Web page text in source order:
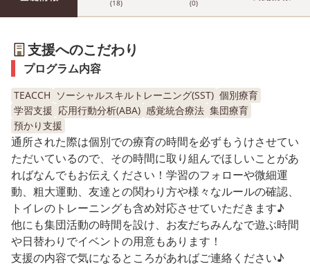
(18) (0)
支援へのこだわり
プログラム内容
TEACCH ソーシャルスキルトレーニング(SST) 個別療育
学習支援 応用行動分析(ABA) 感覚統合療法 集団療育
預かり支援
通所された際は個別での療育の時間を必ずもうけさせてい
ただいているので、その時間に取り組んでほしいことがあ
ればなんでもお伝えください！学習のフォローや微細運
動、粗大運動、友達との関わり方や様々なルールの確認、
トイレのトレーニングも含め対応させていただきます♪
他にも集団活動の時間を設け、お友だちみんなで遊ぶ時間
や日替わりでイベントの用意もあります！
支援の内容で気になるところがあればご連絡ください♪